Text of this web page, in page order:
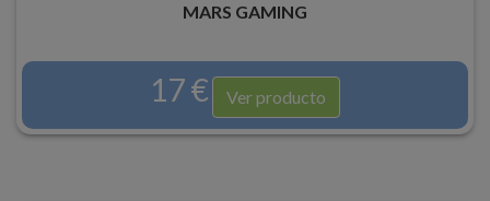
MARS GAMING
17 € Ver producto